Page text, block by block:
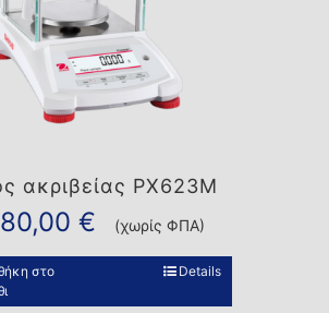
ακριβείας PX623M
€ (χωρίς ΦΠΑ)
στο
Details